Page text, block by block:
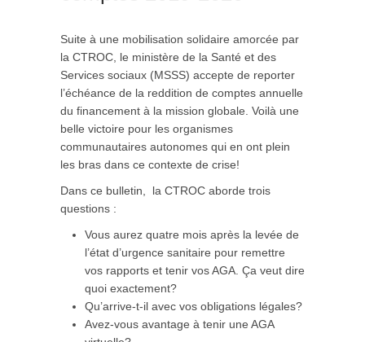
Suite à une mobilisation solidaire amorcée par
la CTROC, le ministère de la Santé et des
Services sociaux (MSSS) accepte de reporter
l’échéance de la reddition de comptes annuelle
du financement à la mission globale. Voilà une
belle victoire pour les organismes
communautaires autonomes qui en ont plein
les bras dans ce contexte de crise!
Dans ce bulletin, la CTROC aborde trois
questions :
Vous aurez quatre mois après la levée de
l’état d’urgence sanitaire pour remettre
vos rapports et tenir vos AGA. Ça veut dire
quoi exactement?
Qu’arrive-t-il avec vos obligations légales?
Avez-vous avantage à tenir une AGA